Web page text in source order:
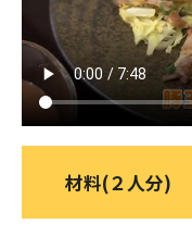
ＹＢＣオンデマンド
やまがた情熱市場
材料(２人分)